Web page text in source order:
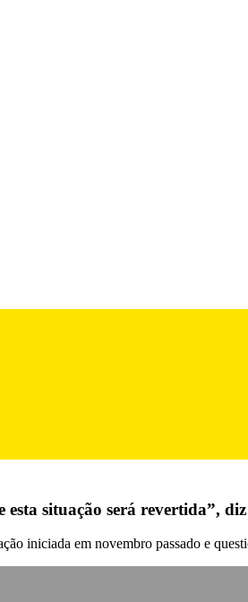
situação será revertida”,
iniciada em novembro passado e